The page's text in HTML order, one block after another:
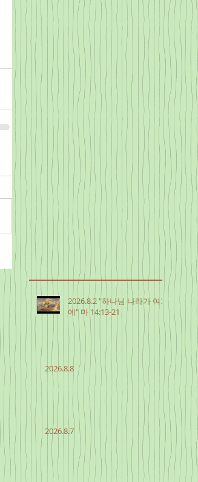
2026.8.2 "하나님 나라가 여기
에" 마 14:13-21
2026.8.8
2026.8.7